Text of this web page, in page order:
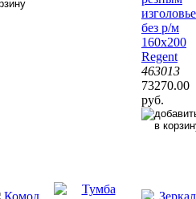
без р/м
160х200
Regent
463013
73270.00
руб.